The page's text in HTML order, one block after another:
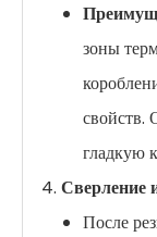
зоны
свойств.
гладкую
Сверление
После